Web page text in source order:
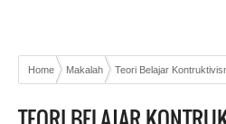
Home Makalah Teori Belajar